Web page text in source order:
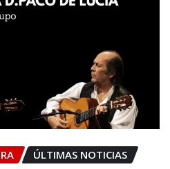
ÚLTIMAS NOTICIAS